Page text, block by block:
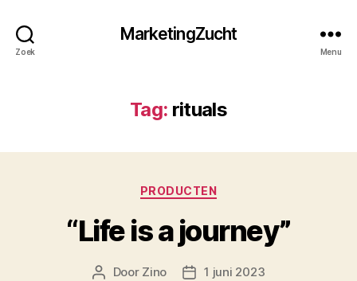
Zoek
MarketingZucht
Menu
Tag: rituals
Categorieën
PRODUCTEN
“Life is a journey”
Berichtauteur
Door Zino Berichtdatum
1 juni 2023